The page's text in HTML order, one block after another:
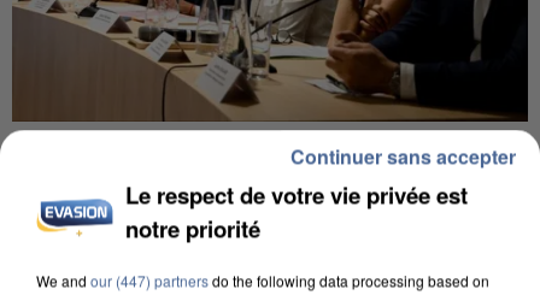
INCENDIES : L’ÎLE-DE-FRANCE LANCE UN ÉLAN
DE SOLIDARITÉ AVEC LES...
Le respect de votre vie privée est
notre priorité
We and our (447) partnersdo the following data processing based on
Continuer sans accepter